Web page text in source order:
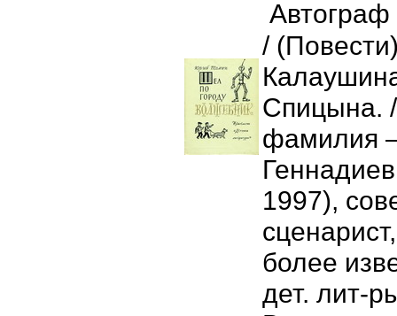
/
Спицына.
фамилия
1997),
более
дет. лит-